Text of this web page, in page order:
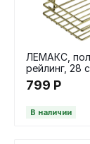
ЛЕМАКС,
рейлинг, 28
799 Р
В наличии